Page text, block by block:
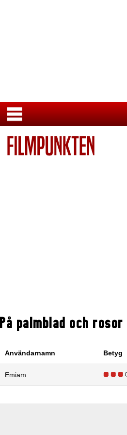
På palmblad och rosor
Användarnamn Betyg
Emiam